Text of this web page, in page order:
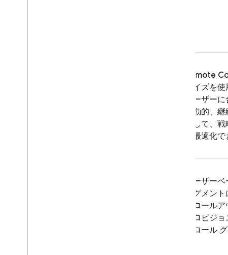
Remote
ライズを
ユーザー
自動的、
ズして、
て最適化で
ユーザー
セグメン
にロール
プロビジ
トロール